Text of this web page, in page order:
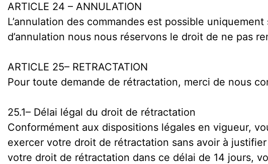
ARTICLE 24 – ANNULATION
L’annulation des commandes est possible
d’annulation nous nous réservons le droit de ne pas
ARTICLE 25– RETRACTATION
Pour toute demande de rétractation, merci de nous
25.1– Délai légal du droit de rétractation
Conformément aux dispositions légales en vigueur,
exercer votre droit de rétractation sans avoir à
votre droit de rétractation dans ce délai de 14 jours,